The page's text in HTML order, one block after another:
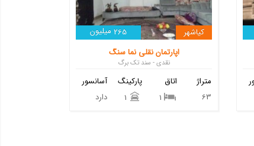
265 میلیون
کیاشهر
اپارتمان نقلی نما سنگ
نقدی - سند تک برگ
آسانسور
دارد
پارکینگ
اتاق
متراژ
63